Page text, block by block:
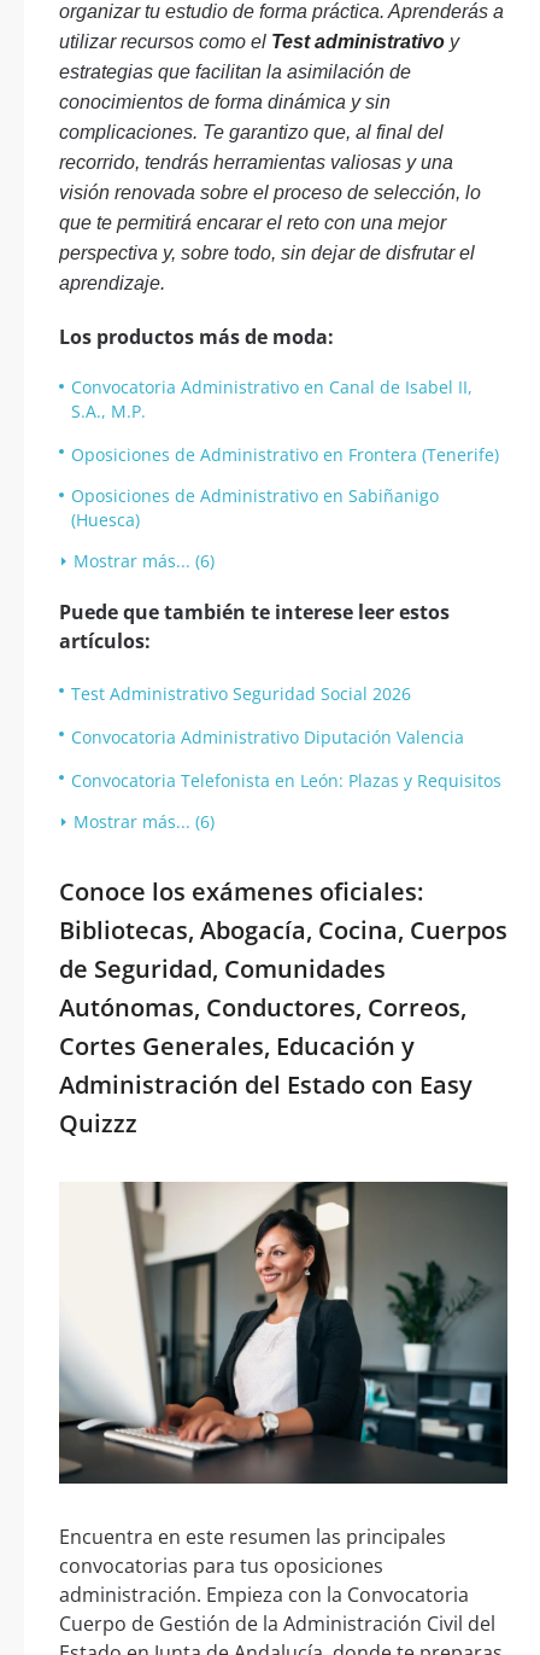
organizar tu estudio de forma práctica. Aprenderás a
utilizar recursos como el Test administrativo y
estrategias que facilitan la asimilación de
conocimientos de forma dinámica y sin
complicaciones. Te garantizo que, al final del
recorrido, tendrás herramientas valiosas y una
visión renovada sobre el proceso de selección, lo
que te permitirá encarar el reto con una mejor
perspectiva y, sobre todo, sin dejar de disfrutar el
aprendizaje.
Los productos más de moda:
Convocatoria Administrativo en Canal de Isabel II,
S.A., M.P.
Oposiciones de Administrativo en Frontera (Tenerife)
Oposiciones de Administrativo en Sabiñanigo
(Huesca)
Mostrar más... (6)
Puede que también te interese leer estos
artículos:
Test Administrativo Seguridad Social 2026
Convocatoria Administrativo Diputación Valencia
Convocatoria Telefonista en León: Plazas y Requisitos
Mostrar más... (6)
Conoce los exámenes oficiales:
Bibliotecas, Abogacía, Cocina, Cuerpos
de Seguridad, Comunidades
Autónomas, Conductores, Correos,
Cortes Generales, Educación y
Administración del Estado con Easy
Quizzz
Encuentra en este resumen las principales
convocatorias para tus oposiciones
administración. Empieza con la Convocatoria
Cuerpo de Gestión de la Administración Civil del